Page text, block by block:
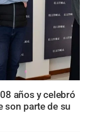
años y celebró
son parte de su